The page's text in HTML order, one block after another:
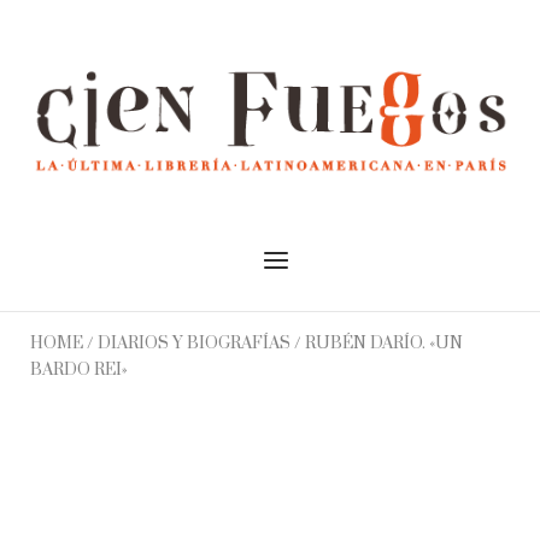
Menu
HOME/ DIARIOS Y BIOGRAFÍAS / RUBÉN DARÍO. «UN
BARDO REI»